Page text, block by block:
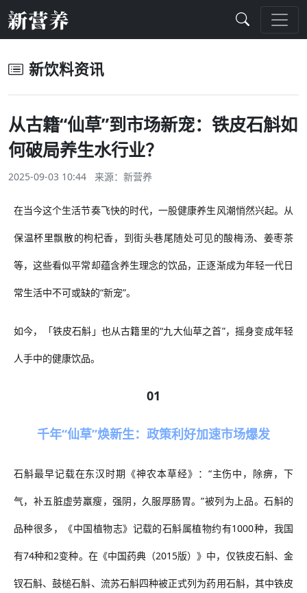
新饮料资讯
从古籍“仙草”到市场新宠：铁皮石斛如
何破局养生水行业？
2025-09-03 10:44 来源： 新营养
在当今这个生活节奏飞快的时代，一股健康养生风潮悄然兴起。从
保温杯里飘散的枸杞香，到街头巷尾随处可见的酸梅汤、姜枣茶
等，这些看似平常却蕴含养生理念的饮品，正逐渐成为年轻一代日
常生活中不可或缺的“新宠”。
如今，「铁皮石斛」也从古籍里的“九大仙草之首”，摇身变成年轻
人手中的健康饮品。
01
千年“仙草”焕新生：政策利好加速市场爆发
石斛最早记载在东汉时期《神农本草经》： “主伤中，除痹，下
气，补五脏虚劳羸瘦，强阴，久服厚肠胃。”被列为上品。石斛的
品种很多，《中国植物志》记载的石斛属植物约有1000种，我国
有74种和2变种。在《中国药典（2015版）》中，仅铁皮石斛、金
钗石斛、鼓槌石斛、流苏石斛四种被正式列为药用石斛，其中铁皮